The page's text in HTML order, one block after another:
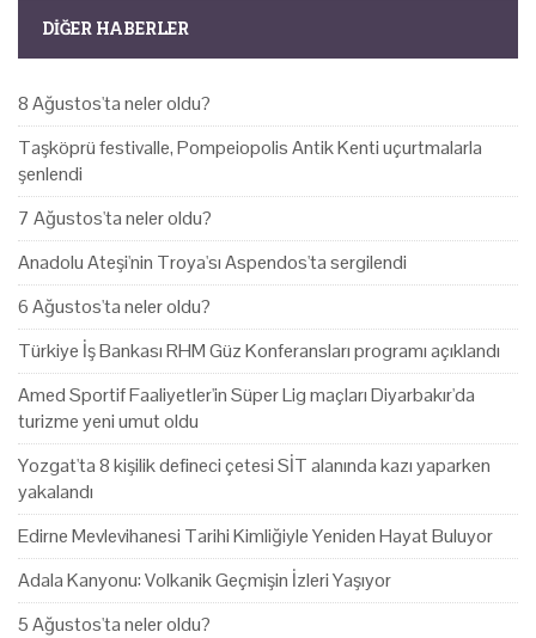
DIĞER HABERLER
8 Ağustos'ta neler oldu?
Taşköprü festivalle, Pompeiopolis Antik Kenti uçurtmalarla
şenlendi
7 Ağustos'ta neler oldu?
Anadolu Ateşi'nin Troya'sı Aspendos'ta sergilendi
6 Ağustos'ta neler oldu?
Türkiye İş Bankası RHM Güz Konferansları programı açıklandı
Amed Sportif Faaliyetler'in Süper Lig maçları Diyarbakır'da
turizme yeni umut oldu
Yozgat'ta 8 kişilik defineci çetesi SİT alanında kazı yaparken
yakalandı
Edirne Mevlevihanesi Tarihi Kimliğiyle Yeniden Hayat Buluyor
Adala Kanyonu: Volkanik Geçmişin İzleri Yaşıyor
5 Ağustos'ta neler oldu?